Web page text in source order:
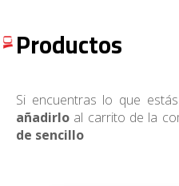
Productos
Si encuentras lo que
añadirlo al carrito de la
de sencillo